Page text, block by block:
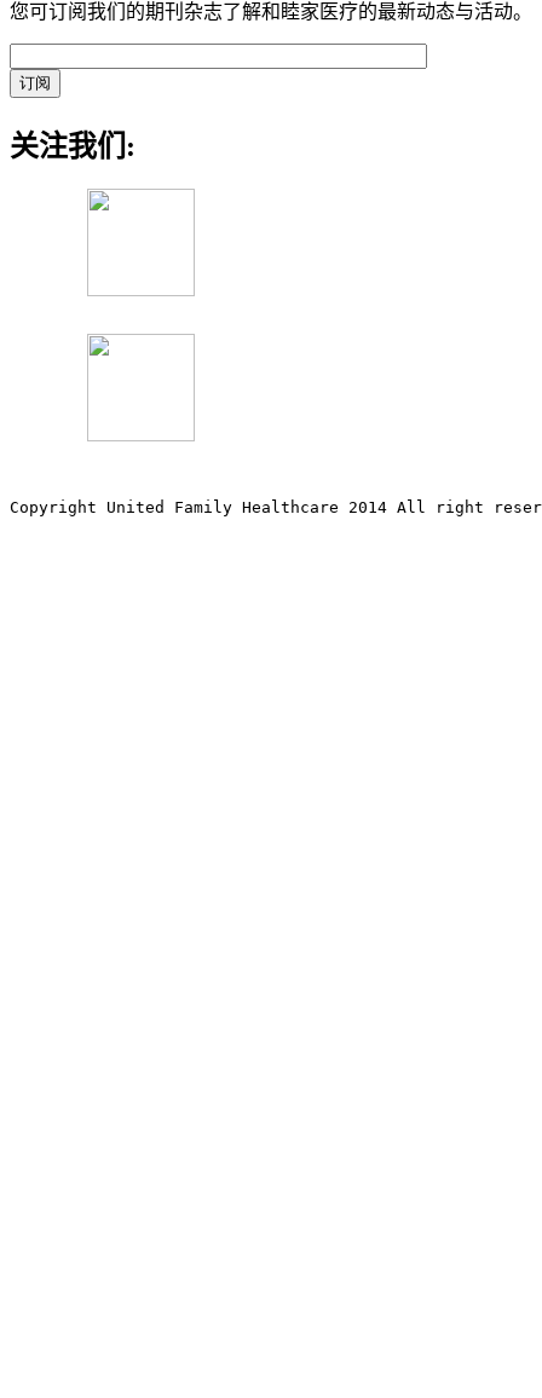
您可订阅我们的期刊杂志了解和睦家医疗的最新动态与活动。
关注我们:
Copyright United Family Healthcare 2014 All right